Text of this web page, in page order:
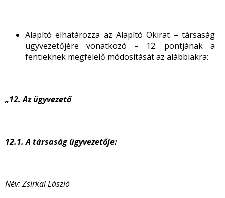
Alapító elhatározza az Alapító Okirat – társaság
ügyvezetőjére vonatkozó – 12. pontjának a
fentieknek megfelelő módosítását az alábbiakra:
„12. Az ügyvezető
12.1.A társaság ügyvezetője:
Név: Zsirkai László